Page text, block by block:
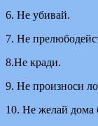
6. Не убивай.
7. Не
8.Не кради.
9. Не произноси
10. Не желай дома